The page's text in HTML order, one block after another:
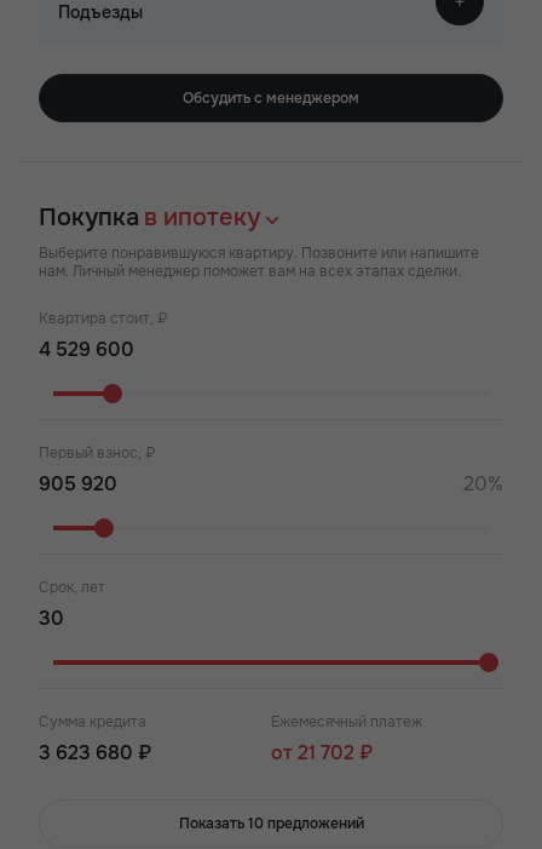
Подъезды
Обсудить с менеджером
Покупка в ипотеку
Выберите понравившуюся квартиру. Позвоните или напишите
нам. Личный менеджер поможет вам на всех этапах сделки.
Квартира стоит, ₽
Первый взнос, ₽
20%
Срок, лет
Сумма кредита
3 623 680 ₽
Ежемесячный платеж
от 21 702 ₽
Показать 10 предложений